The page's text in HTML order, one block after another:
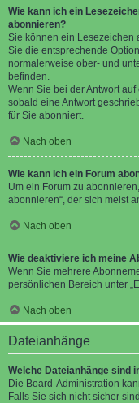
Wie kann ich ein
abonnieren?
Sie können ein Lesezeichen
Sie die entsprechende
normalerweise ober- und
befinden.
Wenn Sie bei der Antwort
sobald eine Antwort
für Sie abonniert.
Nach oben
Wie kann ich ein Forum
Um ein Forum zu
abonnieren“, der sich meist
Nach oben
Wie deaktiviere ich meine
Wenn Sie mehrere
persönlichen Bereich unter
Nach oben
Dateianhänge
Welche Dateianhänge sind
Die Board-Administration
Falls Sie sich nicht sicher